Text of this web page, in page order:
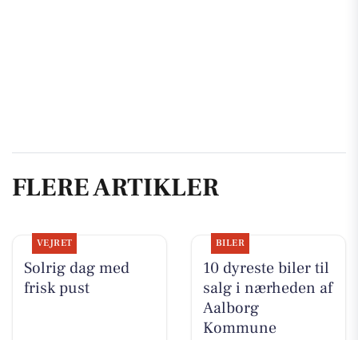
FLERE ARTIKLER
VEJRET
Solrig dag med
frisk pust
BILER
10 dyreste biler til
salg i nærheden af
Aalborg
Kommune